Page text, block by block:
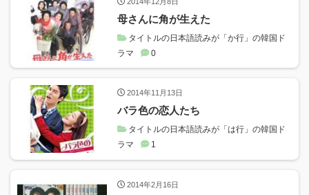
母さんに角が生えた
タイトルの日本語読みが「か行」の韓国ド
ラマ
0
2014年11月13日
バラ色の恋人たち
タイトルの日本語読みが「は行」の韓国ド
ラマ
1
2014年2月16日